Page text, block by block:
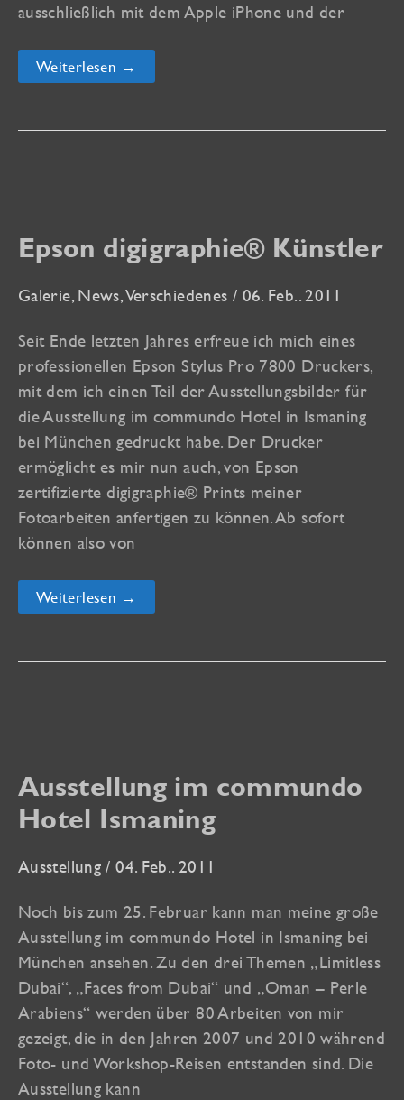
ausschließlich mit dem Apple iPhone und der
Ausstellung
„Made
eyePhone“
Weiterlesen →
Epson digigraphie® Künstler
Galerie, News,Verschiedenes / 06. Feb.. 2011
Seit Ende letzten Jahres erfreue ich mich eines
professionellen Epson Stylus Pro 7800 Druckers,
mit dem ich einen Teil der Ausstellungsbilder für
die Ausstellung im commundo Hotel in Ismaning
bei München gedruckt habe. Der Drucker
ermöglicht es mir nun auch, von Epson
zertifizierte digigraphie® Prints meiner
Fotoarbeiten anfertigen zu können. Ab sofort
können also von
Epson
digigraphie®
Weiterlesen →
Ausstellung im commundo
Hotel Ismaning
Ausstellung /04. Feb.. 2011
Noch bis zum 25. Februar kann man meine große
Ausstellung im commundo Hotel in Ismaning bei
München ansehen. Zu den drei Themen „Limitless
Dubai“, „Faces from Dubai“ und „Oman – Perle
Arabiens“ werden über 80 Arbeiten von mir
gezeigt, die in den Jahren 2007 und 2010 während
Foto- und Workshop-Reisen entstanden sind. Die
Ausstellung kann